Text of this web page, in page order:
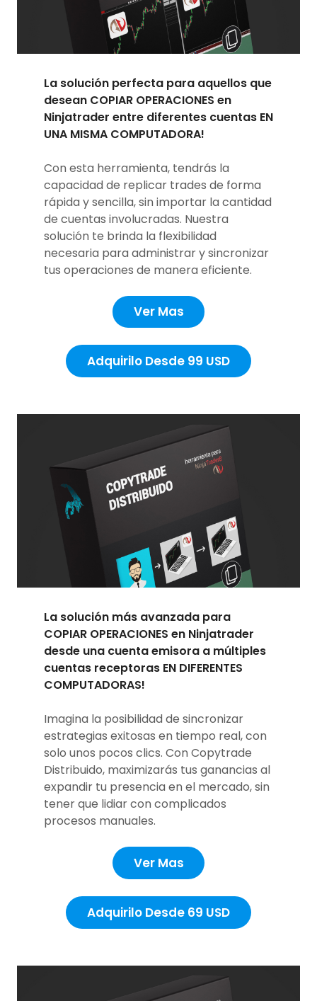
La solución perfecta para aquellos que
desean COPIAR OPERACIONES en
Ninjatrader entre diferentes cuentas EN
UNA MISMA COMPUTADORA!
Con esta herramienta, tendrás la
capacidad de replicar trades de forma
rápida y sencilla, sin importar la cantidad
de cuentas involucradas. Nuestra
solución te brinda la flexibilidad
necesaria para administrar y sincronizar
tus operaciones de manera eficiente.
Ver Mas
Adquirilo Desde 99 USD
La solución más avanzada para
COPIAR OPERACIONES en Ninjatrader
desde una cuenta emisora a múltiples
cuentas receptoras EN DIFERENTES
COMPUTADORAS!
Imagina la posibilidad de sincronizar
estrategias exitosas en tiempo real, con
solo unos pocos clics. Con Copytrade
Distribuido, maximizarás tus ganancias al
expandir tu presencia en el mercado, sin
tener que lidiar con complicados
procesos manuales.
Ver Mas
Adquirilo Desde 69 USD